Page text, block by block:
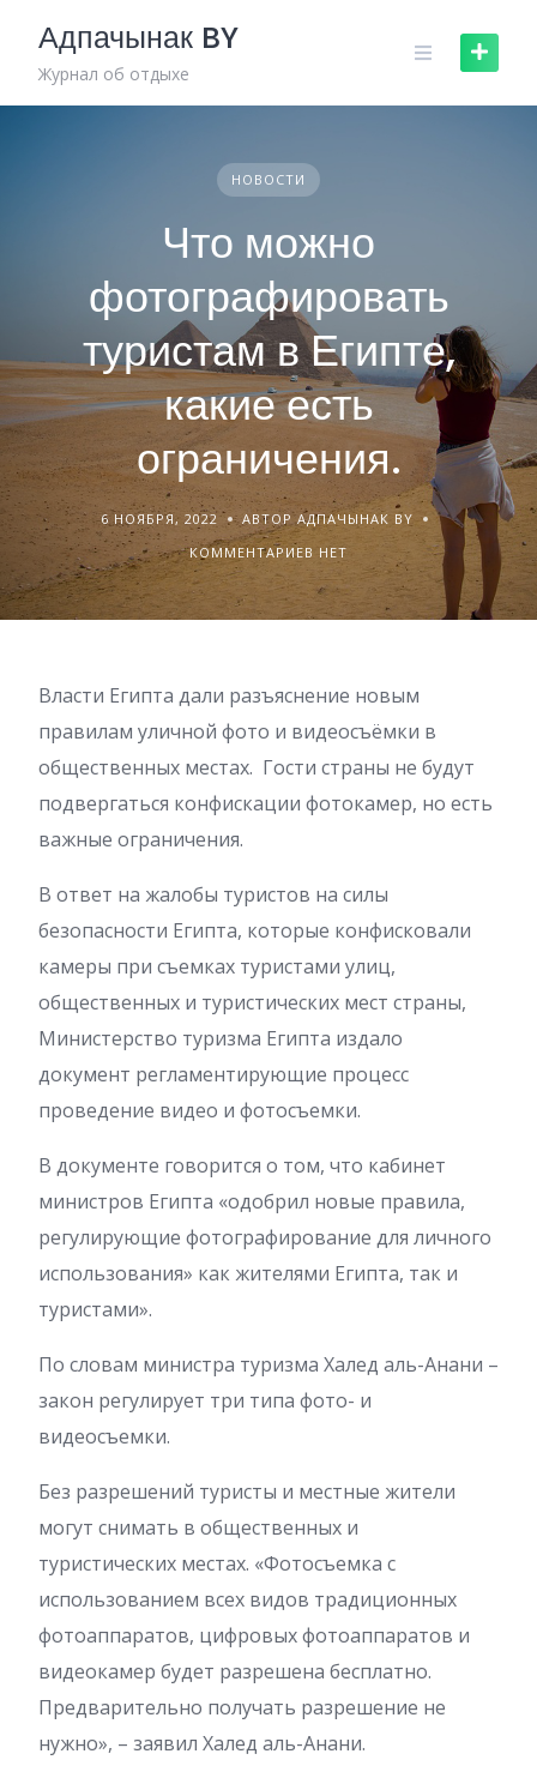
content
Адпачынак BY
Журнал об отдыхе
НОВОСТИ
Что можно
фотографировать
туристам в Египте,
какие есть
ограничения.
6 НОЯБРЯ, 2022
АВТОР АДПАЧЫНАК BY
КОММЕНТАРИЕВ НЕТ
Власти Египта дали разъяснение новым
правилам уличной фото и видеосъёмки в
общественных местах. Гости страны не будут
подвергаться конфискации фотокамер, но есть
важные ограничения.
В ответ на жалобы туристов на силы
безопасности Египта, которые конфисковали
камеры при съемках туристами улиц,
общественных и туристических мест страны,
Министерство туризма Египта издало
документ регламентирующие процесс
проведение видео и фотосъемки.
В документе говорится о том, что кабинет
министров Египта «одобрил новые правила,
регулирующие фотографирование для личного
использования» как жителями Египта, так и
туристами».
По словам министра туризма Халед аль-Анани –
закон регулирует три типа фото- и
видеосъемки.
Без разрешений туристы и местные жители
могут снимать в общественных и
туристических местах. «Фотосъемка с
использованием всех видов традиционных
фотоаппаратов, цифровых фотоаппаратов и
видеокамер будет разрешена бесплатно.
Предварительно получать разрешение не
нужно», – заявил Халед аль-Анани.